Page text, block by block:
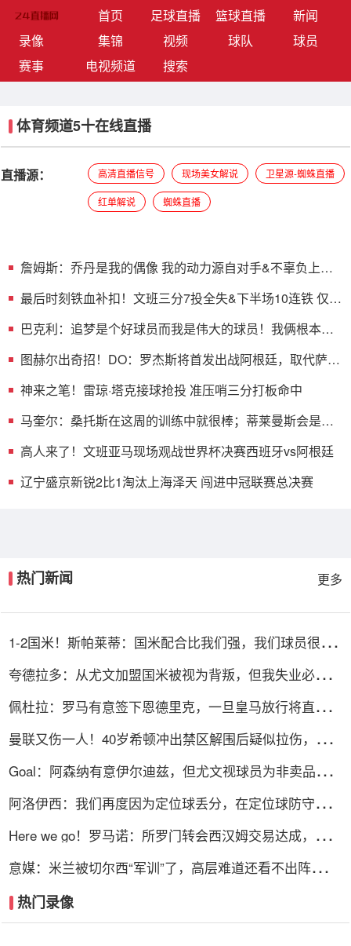
首页(current)足球直播 篮球直播
新闻
录像
集锦 视频 球队
球员
赛事
电视频道 搜索
体育频道5十在线直播
直播源： 高清直播信号 现场美女解说 卫星源-蜘蛛直播
红单解说 蜘蛛直播
詹姆斯：乔丹是我的偶像 我的动力源自对手&不辜负上帝
最后时刻铁血补扣！文班三分7投全失&下半场10连铁 仅
巴克利：追梦是个好球员而我是伟大的球员！我俩根本都
图赫尔出奇招！DO：罗杰斯将首发出战阿根廷，取代萨
神来之笔！雷琼·塔克接球抢投 准压哨三分打板命中
马奎尔：桑托斯在这周的训练中就很棒；蒂莱曼斯会是优
高人来了！文班亚马现场观战世界杯决赛西班牙vs阿根廷
辽宁盛京新锐2比1淘汰上海泽天 闯进中冠联赛总决赛
热门新闻 更多
1-2国米！斯帕莱蒂：国米配合比我们强，我们球员很棒
夸德拉多：从尤文加盟国米被视为背叛，但我失业必须寻
佩杜拉：罗马有意签下恩德里克，一旦皇马放行将直接加
曼联又伤一人！40岁希顿冲出禁区解围后疑似拉伤，被换
Goal：阿森纳有意伊尔迪兹，但尤文视球员为非卖品，除
阿洛伊西：我们再度因为定位球丢分，在定位球防守上犯
Here we go！罗马诺：所罗门转会西汉姆交易达成，总价
意媒：米兰被切尔西“军训”了，高层难道还看不出阵容短
热门录像